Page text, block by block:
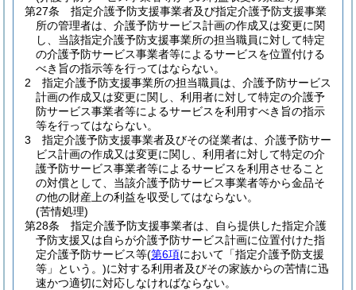
第27条
指定介護予防支援事業者及び指定介護予防支援事業
所の管理者は、介護予防サービス計画の作成又は変更に関
し、当該指定介護予防支援事業所の担当職員に対して特定
の介護予防サービス事業者等によるサービスを位置付ける
べき旨の指示等を行ってはならない。
2
指定介護予防支援事業所の担当職員は、介護予防サービス
計画の作成又は変更に関し、利用者に対して特定の介護予
防サービス事業者等によるサービスを利用すべき旨の指示
等を行ってはならない。
3
指定介護予防支援事業者及びその従業者は、介護予防サー
ビス計画の作成又は変更に関し、利用者に対して特定の介
護予防サービス事業者等によるサービスを利用させること
の対償として、当該介護予防サービス事業者等から金品そ
の他の財産上の利益を収受してはならない。
(苦情処理)
第28条
指定介護予防支援事業者は、自ら提供した指定介護
予防支援又は自らが介護予防サービス計画に位置付けた指
定介護予防サービス等(第6項において「指定介護予防支援
等」という。)に対する利用者及びその家族からの苦情に迅
速かつ適切に対応しなければならない。